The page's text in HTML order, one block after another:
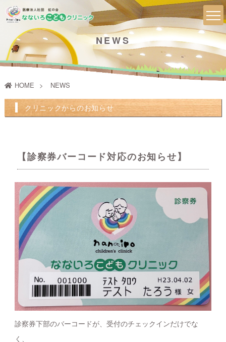
NEWS
HOME NEWS
クリニックからのお知らせ
【診察券バーコード対応のお知らせ】
診察券下部のバーコードが、受付のチェックインだけでな
く、